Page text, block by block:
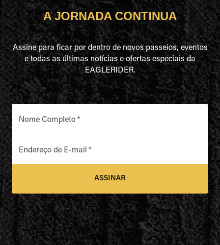
A JORNADA CONTINUA
Assine para ficar por dentro de novos passeios, eventos
e todas as últimas notícias e ofertas especiais da
EAGLERIDER.
Nome Completo*
Endereço de E-mail *
ASSINAR